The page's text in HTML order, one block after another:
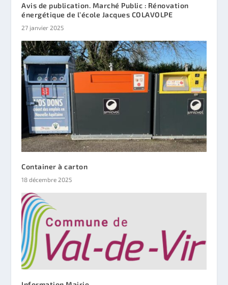
Avis de publication. Marché Public : Rénovation
énergétique de l’école Jacques COLAVOLPE
27 janvier 2025
Container à carton
18 décembre 2025